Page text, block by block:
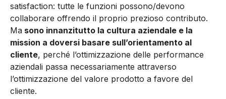
satisfaction: tutte le funzioni possono/devono
collaborare offrendo il proprio prezioso contributo.
Ma sono innanzitutto la cultura aziendale e la
mission a doversi basare sull’orientamento al
cliente, perché l’ottimizzazione delle performance
aziendali passa necessariamente attraverso
l’ottimizzazione del valore prodotto a favore del
cliente.